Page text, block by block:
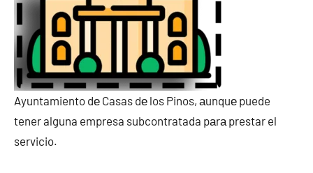
Ayuntamiento dе Casas dе los Pinos, аunquе puede
tener alguna empresa subcontratada pаrа prestar el
servicio.